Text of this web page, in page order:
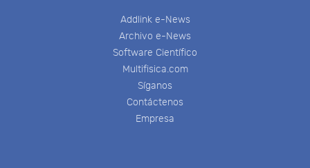
Addlink e-News
Archivo e-News
Software Científico
Multifisica.com
Síganos
Contáctenos
Empresa